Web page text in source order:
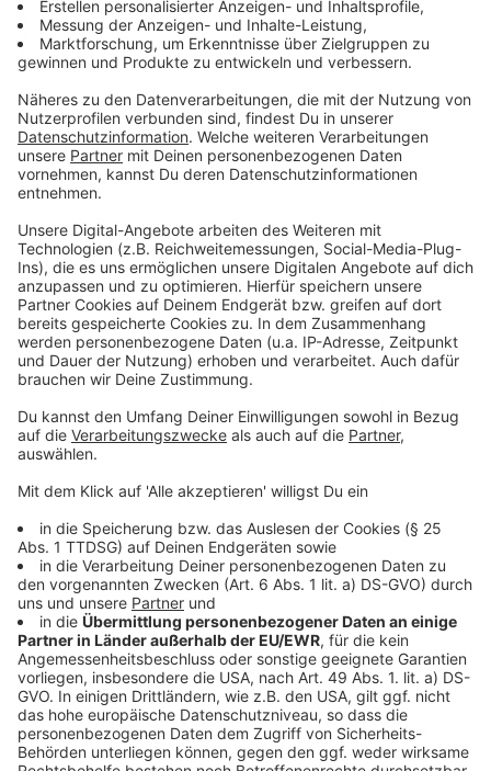
wäre begeistert: Kochrezepte, Strickmuster,
Wegbeschreibungen – völlig egal, Hauptsache er liest.
War der Besuch von Flash hier bei uns in der Redaktion!
Flash ist ein Labradoodle, er kommt ab und zu mit
Kollege David Bosbach in die Redaktion. Neulich war er
im Frühdienst mit dabei. Und das hat mir die Arbeit
sowas von versüßt. Es geht echt nicht viel über
Hundekuscheln am frühen Morgen. Wenn ihr Flash auch
mal sehen wollt: Auf Facebook und Instagram gibt es
ein Video von ihm – da nimmt er euch mit auf eine Tour
durch die Redaktion.
Anzeige
Anzeige